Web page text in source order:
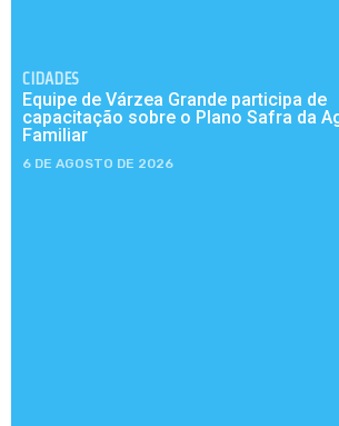
CIDADES
Equipe de Várzea Grande participa de
capacitação sobre o Plano Safra da
Familiar
6 DE AGOSTO DE 2026